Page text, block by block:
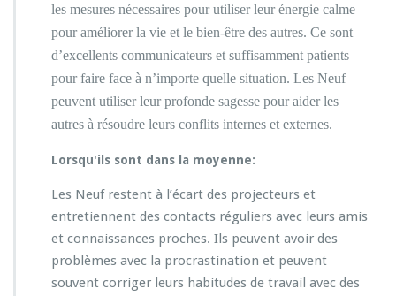
les mesures nécessaires pour utiliser leur énergie calme
pour améliorer la vie et le bien-être des autres. Ce sont
d’excellents communicateurs et suffisamment patients
pour faire face à n’importe quelle situation. Les Neuf
peuvent utiliser leur profonde sagesse pour aider les
autres à résoudre leurs conflits internes et externes.
Lorsqu'ils sont dans la moyenne:
Les Neuf restent à l’écart des projecteurs et
entretiennent des contacts réguliers avec leurs amis
et connaissances proches. Ils peuvent avoir des
problèmes avec la procrastination et peuvent
souvent corriger leurs habitudes de travail avec des